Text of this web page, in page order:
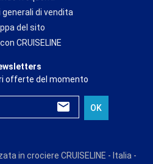
generali di vendita
del sito
CRUISELINE
offerte del momento
OK
in crociere CRUISELINE - Italia -